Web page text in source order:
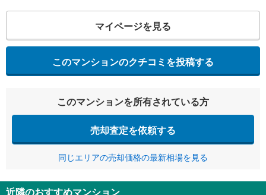
マイページを見る
このマンションのクチコミを投稿する
このマンションを所有されている方
売却査定を依頼する
同じエリアの売却価格の最新相場を見る
近隣のおすすめマンション